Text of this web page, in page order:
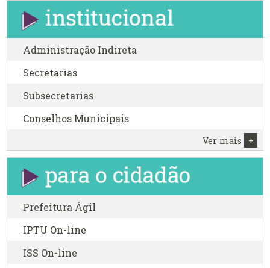
Administração Indireta
Secretarias
Subsecretarias
Conselhos Municipais
Ver mais +
Prefeitura Ágil
IPTU On-line
ISS On-line